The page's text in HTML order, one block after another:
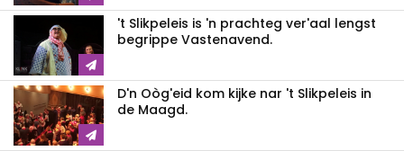
't Slikpeleis is 'n prachteg ver'aal lengst
begrippe Vastenavend.
D'n Oòg'eid kom kijke nar 't Slikpeleis in
de Maagd.